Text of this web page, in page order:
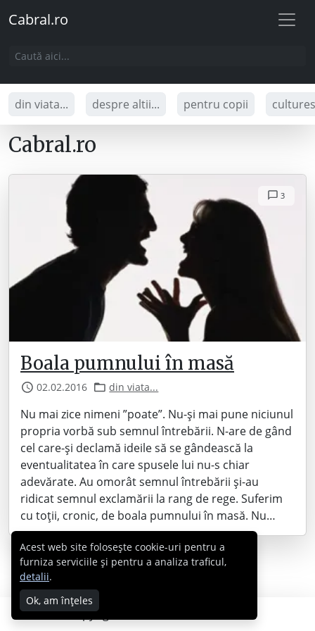
Cabral.ro
din viata... despre altii... pentru copii
Cabral.ro
3
Boala pumnului în masă
02.02.2016 din viata...
Nu mai zice nimeni ”poate”. Nu-și mai pune niciunul
propria vorbă sub semnul întrebării. N-are de gând
cel care-și declamă ideile să se gândească la
eventualitatea în care spusele lui nu-s chiar
adevărate. Au omorât semnul întrebării și-au
ridicat semnul exclamării la rang de rege. Suferim
cu toții, cronic, de boala pumnului în masă. Nu…
Copyright © 2007 - 2026 Cabral.ro
Acest web site folosește cookie-uri pentru a
furniza serviciile și pentru a analiza traficul,
detalii.
Ok, am înțeles